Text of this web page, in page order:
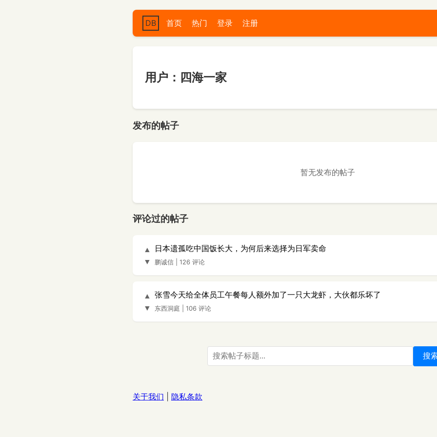
DB 首页 热门 登录 注册
用户：四海一家
发布的帖子
暂无发布的帖子
评论过的帖子
▲
▼
日本遗孤吃中国饭长大，为何后来选择为日军卖命
鹏诚信 126 评论
▲
▼
张雪今天给全体员工午餐每人额外加了一只大龙虾，大伙都乐坏了
东西洞庭 106 评论
搜
关于我们 隐私条款